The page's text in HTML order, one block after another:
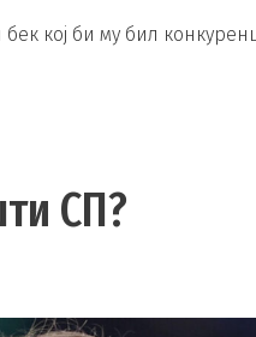
кој би му бил
СП?